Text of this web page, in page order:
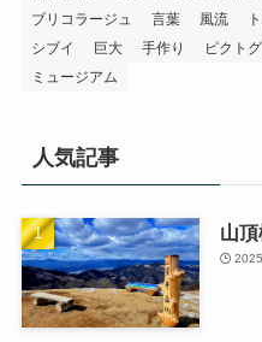
ブリコラージュ
言葉 風流
シブイ
巨大 手作り ピクト
ミュージアム
人気記事
山